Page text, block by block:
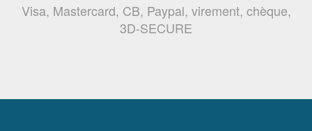
Visa, Mastercard, CB, Paypal, virement, chèque,
3D-SECURE